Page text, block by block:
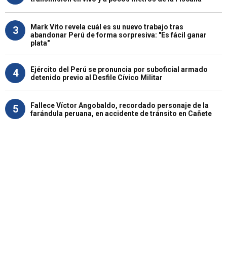
3
Mark Vito revela cuál es su nuevo trabajo tras
abandonar Perú de forma sorpresiva: "Es fácil ganar
plata"
4
Ejército del Perú se pronuncia por suboficial armado
detenido previo al Desfile Cívico Militar
5
Fallece Víctor Angobaldo, recordado personaje de la
farándula peruana, en accidente de tránsito en Cañete